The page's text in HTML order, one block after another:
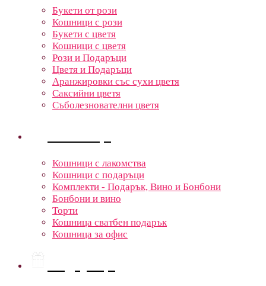
Букети от рози
Кошници с рози
Букети с цветя
Кошници с цветя
Рози и Подаръци
Цветя и Подаръци
Аранжировки със сухи цветя
Саксийни цветя
Съболезнователни цветя
Кошници с лакомства
Кошници с подаръци
Комплекти - Подарък, Вино и Бонбони
Бонбони и вино
Торти
Кошница сватбен подарък
Кошница за офис